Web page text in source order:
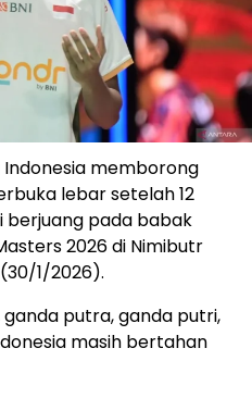
memborong
lebar setelah 12
berjuang pada babak
2026 di Nimibutr
1/2026).
putra, ganda putri,
masih bertahan